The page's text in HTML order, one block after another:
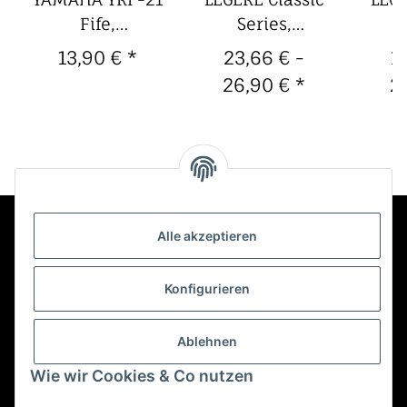
Alle akzeptieren
Konfigurieren
Ablehnen
Wie wir Cookies & Co nutzen
Fife,
Trommelflöte /
Querpfeife
13,90 € *
Series,
Baritonsaxophon-
Kunststoffblatt
23,66 € -
26,90 € *
Mehr über